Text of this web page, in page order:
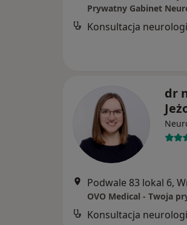
Konsultacja
dr
Podwale 83 lokal 6,
OVO Medical - Twoja
Konsultacja